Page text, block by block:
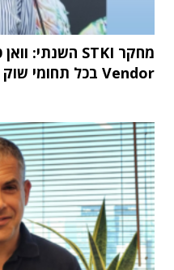
Vendor בכל תחומי שוק ה-IT